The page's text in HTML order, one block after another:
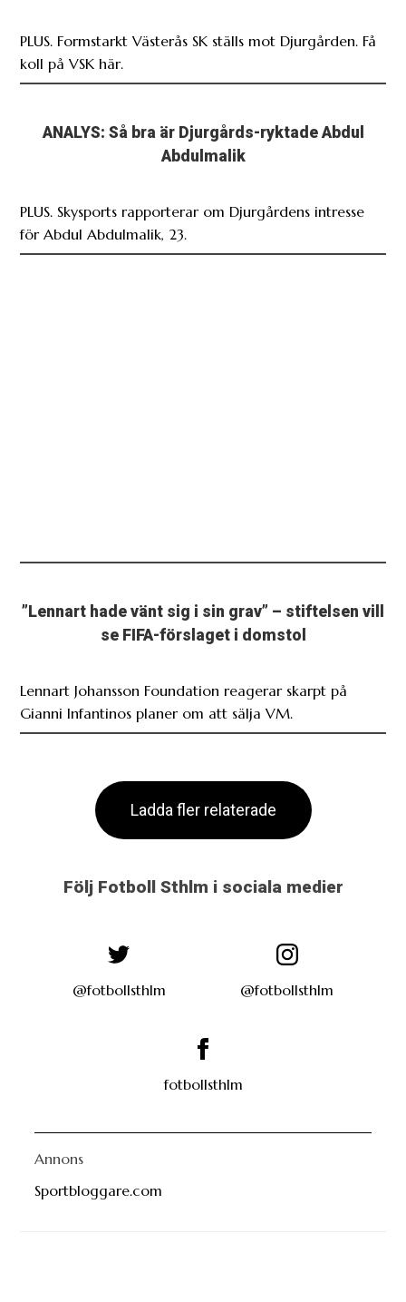
PLUS. Formstarkt Västerås SK ställs mot Djurgården. Få
koll på VSK här.
ANALYS: Så bra är Djurgårds-ryktade Abdul
Abdulmalik
PLUS. Skysports rapporterar om Djurgårdens intresse
för Abdul Abdulmalik, 23.
”Lennart hade vänt sig i sin grav” – stiftelsen vill
se FIFA-förslaget i domstol
Lennart Johansson Foundation reagerar skarpt på
Gianni Infantinos planer om att sälja VM.
Ladda fler relaterade
Följ Fotboll Sthlm i sociala medier
@fotbollsthlm @fotbollsthlm
fotbollsthlm
Annons
Sportbloggare.com